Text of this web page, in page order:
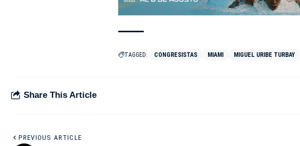
TAGGED: CONGRESISTAS MIAMI MIGUEL URIBE TURBAY
Share This Article
PREVIOUS ARTICLE